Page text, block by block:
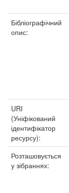
Бібліографічний
опис:
URI
(Уніфікований
ідентифікатор
ресурсу):
Розташовується
у зібраннях: